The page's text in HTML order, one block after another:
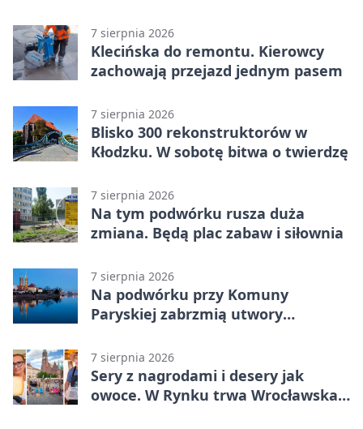
porażka wrocławian
7 sierpnia 2026
Klecińska do remontu. Kierowcy
zachowają przejazd jednym pasem
7 sierpnia 2026
Blisko 300 rekonstruktorów w
Kłodzku. W sobotę bitwa o twierdzę
7 sierpnia 2026
Na tym podwórku rusza duża
zmiana. Będą plac zabaw i siłownia
7 sierpnia 2026
Na podwórku przy Komuny
Paryskiej zabrzmią utwory
7 sierpnia 2026
Sery z nagrodami i desery jak
owoce. W Rynku trwa Wrocławska